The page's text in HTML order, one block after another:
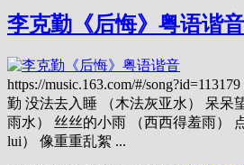
李克勤《后悔》粤语谐音
https://music.163.com/#/
勤 没法去入睡 （木法灰亚水） 呆呆
雨水） 丝丝的小雨 （西西得羞雨）
lui） 像重重乱絮 ...